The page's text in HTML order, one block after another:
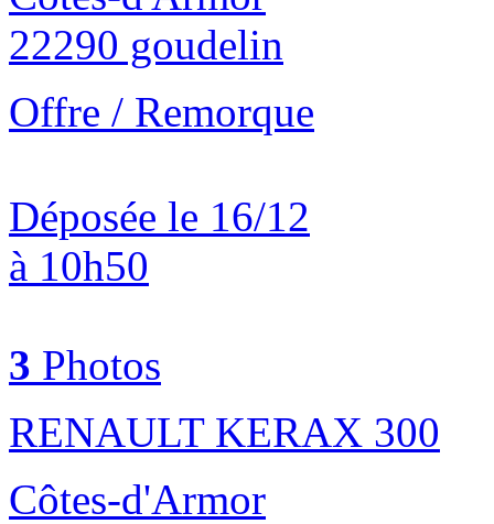
22290 goudelin
Offre / Remorque
Déposée le 16/12
à 10h50
3 Photos
RENAULT KERAX 300
Côtes-d'Armor